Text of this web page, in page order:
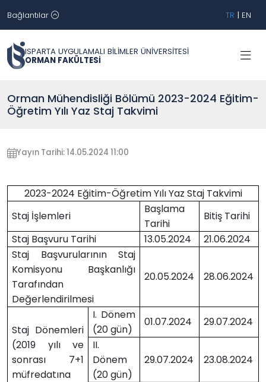
Bağlantılar TR | EN
ISPARTA UYGULAMALI BİLİMLER ÜNİVERSİTESİ
ORMAN FAKÜLTESİ
Orman Mühendisliği Bölümü 2023-2024 Eğitim-
Öğretim Yılı Yaz Staj Takvimi
Yayın Tarihi: 14.05.2024 11:00
2023-2024 Eğitim-Öğretim Yılı Yaz Staj Takvimi
Staj İşlemleri
Başlama
Tarihi
Bitiş Tarihi
Staj Başvuru Tarihi
13.05.2024
21.06.2024
Staj Başvurularının Staj
Komisyonu Başkanlığı
Tarafından
Değerlendirilmesi
20.05.2024 28.06.2024
Staj Dönemleri
(2019 yılı ve
sonrası 7+1
müfredatına
I. Dönem
(20 gün)
01.07.2024
29.07.2024
II.
Dönem
(20 gün)
29.07.2024 23.08.2024